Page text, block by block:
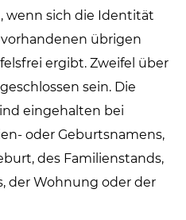
wenn sich die Identität
übrigen
ergibt. Zweifel über
sein. Die
eingehalten bei
oder Geburtsnamens,
des Familienstands,
der Wohnung oder der